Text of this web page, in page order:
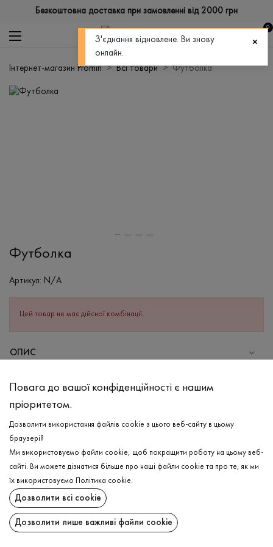
Безкоштовна доставка при замовленні від 2000 грн
0
Інтернет-магазин Promin Всі товари Футболка
Футболка
Артикул: N/A
Цей товар не має дійсної комбінації.
ОПИС
Бавовна - 95%, Еластан - 5%
Прання в холодній воді (до 30 ° C)
Відбілювання заборонено
Прасувати при середній температурі
Щадний віджим і сушка
Щадна хімчистка
ДОСТАВКА
ПОВЕРНЕННЯ
Повага до вашої конфіденційності є нашим
пріоритетом.
Дозволити використання файлів cookie з цього веб-сайту в цьому
браузері?
Ми використовуємо файли cookie, щоб покращити роботу на цьому веб-
сайті. Ви можете дізнатися більше про наші файли cookie та про те, як ми
їх використовуємо
Політика cookie.
Дозволити всі cookie
Дозволити лише важливі файли cookie
З'єднання відновлене. Ви знову
онлайн.